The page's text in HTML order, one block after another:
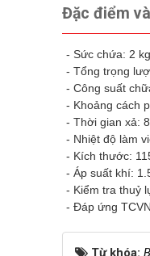
Đặc điểm
- Sức chứa: 2 kg
- Tổng trọng
- Công suất
- Khoảng cách
- Thời gian xả:
- Nhiệt độ làm
- Kích thước:
- Áp suất khí:
- Kiểm tra thuỷ
- Đáp ứng
Từ khóa: